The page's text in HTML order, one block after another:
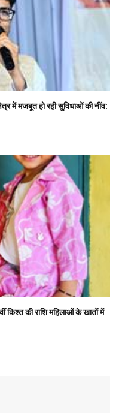
में मजबूत हो रही सुविधाओं की नींव:
किश्त की राशि महिलाओं के खातों में